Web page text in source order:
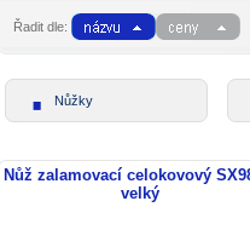
Řadit dle:
Nůžky
Nůž zalamovací celokovový
velký